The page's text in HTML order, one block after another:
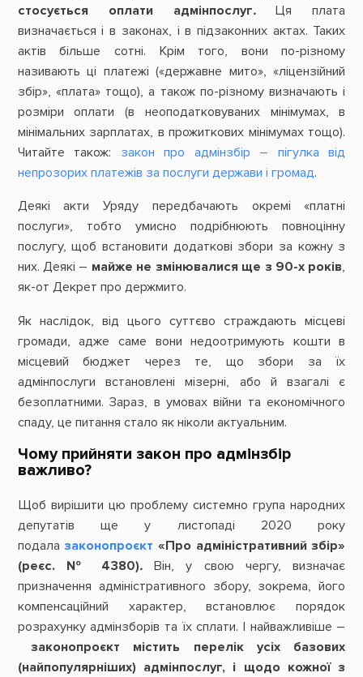
стосується оплати адмінпослуг.Ця плата
визначається і в законах, і в підзаконних актах. Таких
актів більше сотні. Крім того, вони по-різному
називають ці платежі («державне мито», «ліцензійний
збір», «плата» тощо), а також по-різному визначають і
розміри оплати (в неоподатковуваних мінімумах, в
мінімальних зарплатах, в прожиткових мінімумах тощо).
Читайте також: закон про адмінзбір – пігулка від
непрозорих платежів за послуги держави і громад.
Деякі акти Уряду передбачають окремі «платні
послуги», тобто умисно подрібнюють повноцінну
послугу, щоб встановити додаткові збори за кожну з
них. Деякі – майже не змінювалися ще з 90-х років,
як-от Декрет про держмито.
Як наслідок, від цього суттєво страждають місцеві
громади, адже саме вони недоотримують кошти в
місцевий бюджет через те, що збори за їх
адмінпослуги встановлені мізерні, або й взагалі є
безоплатними. Зараз, в умовах війни та економічного
спаду, це питання стало як ніколи актуальним.
Чому прийняти закон про адмінзбір
важливо?
Щоб вирішити цю проблему системно група народних
депутатів ще у листопаді 2020 року
подалазаконопроєкт «Про адміністративний збір»
(реєс. № 4380).Він, у свою чергу, визначає
призначення адміністративного збору, зокрема, його
компенсаційний характер, встановлює порядок
розрахунку адмінзборів та їх сплати. І найважливіше –
законопроєкт містить перелік усіх базових
(найпопулярніших) адмінпослуг, і щодо кожної з